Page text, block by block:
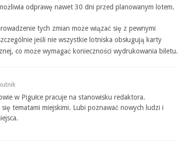
odprawę nawet 30 dni przed planowanym lotem.
tych zmian może wiązać się z pewnymi
jeśli nie wszystkie lotniska obsługują karty
co może wymagać konieczności wydrukowania biletu.
w Pigułce pracuje na stanowisku redaktora.
się tematami miejskimi. Lubi poznawać nowych ludzi i